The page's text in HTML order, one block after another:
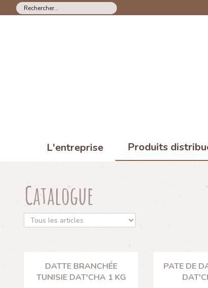
L'entreprise Produits
Catalogue
DATTE BRANCHÉE
TUNISIE DAT'CHA 1 KG
PATE DE